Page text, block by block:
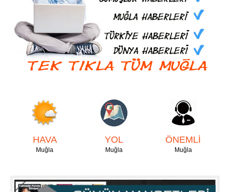
HAVA
Muğla
YOL
Muğla
ÖNEMLİ
Muğla